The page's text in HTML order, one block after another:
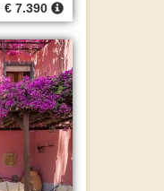
€ 7.390